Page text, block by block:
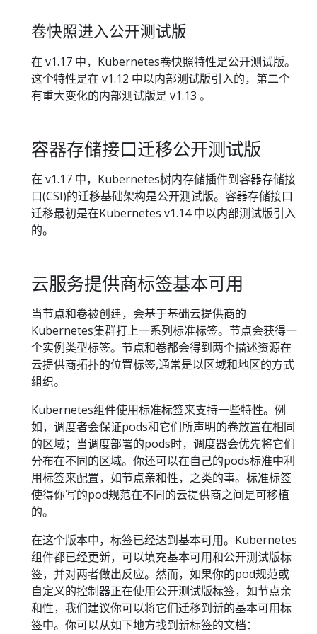
卷快照进入公开测试版
在 v1.17 中，Kubernetes卷快照特性是公开测试版。
这个特性是在 v1.12 中以内部测试版引入的，第二个
有重大变化的内部测试版是 v1.13 。
容器存储接口迁移公开测试版
在 v1.17 中，Kubernetes树内存储插件到容器存储接
口(CSI)的迁移基础架构是公开测试版。容器存储接口
迁移最初是在Kubernetes v1.14 中以内部测试版引入
的。
云服务提供商标签基本可用
当节点和卷被创建，会基于基础云提供商的
Kubernetes集群打上一系列标准标签。节点会获得一
个实例类型标签。节点和卷都会得到两个描述资源在
云提供商拓扑的位置标签,通常是以区域和地区的方式
组织。
Kubernetes组件使用标准标签来支持一些特性。例
如，调度者会保证pods和它们所声明的卷放置在相同
的区域；当调度部署的pods时，调度器会优先将它们
分布在不同的区域。你还可以在自己的pods标准中利
用标签来配置，如节点亲和性，之类的事。标准标签
使得你写的pod规范在不同的云提供商之间是可移植
的。
在这个版本中，标签已经达到基本可用。Kubernetes
组件都已经更新，可以填充基本可用和公开测试版标
签，并对两者做出反应。然而，如果你的pod规范或
自定义的控制器正在使用公开测试版标签，如节点亲
和性，我们建议你可以将它们迁移到新的基本可用标
签中。你可以从如下地方找到新标签的文档：